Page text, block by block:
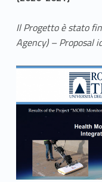
Il Progetto è stato
Agency) – Proposal